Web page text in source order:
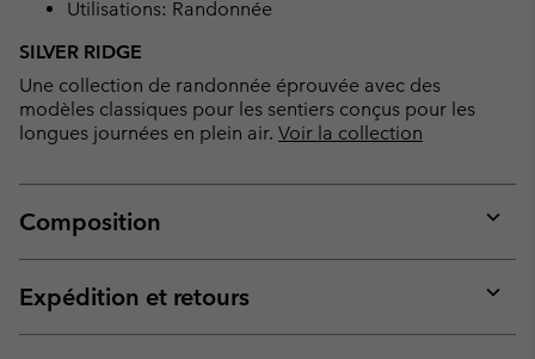
Utilisations: Randonnée
SILVER RIDGE
Une collection de randonnée éprouvée avec des
modèles classiques pour les sentiers conçus pour les
longues journées en plein air. Voir la collection
Composition
or
Expédition et retours
or